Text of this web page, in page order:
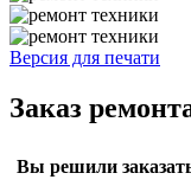
Версия для печати
Заказ
Вы решили